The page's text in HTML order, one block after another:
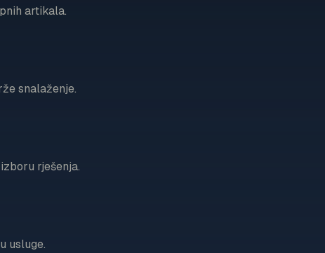
artikala.
snalaženje.
rješenja.
usluge.